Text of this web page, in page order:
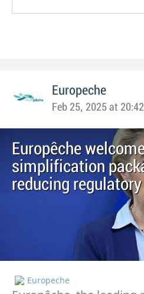
Europeche
Feb 25, 2025 at 20:42
Europêche
simplification
reducing
Europeche